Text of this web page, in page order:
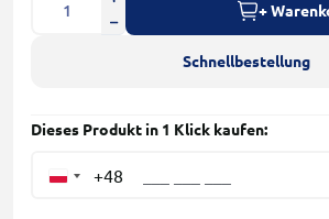
+
Schnellbestellung
Dieses Produkt in 1 Klick kaufen:
+48